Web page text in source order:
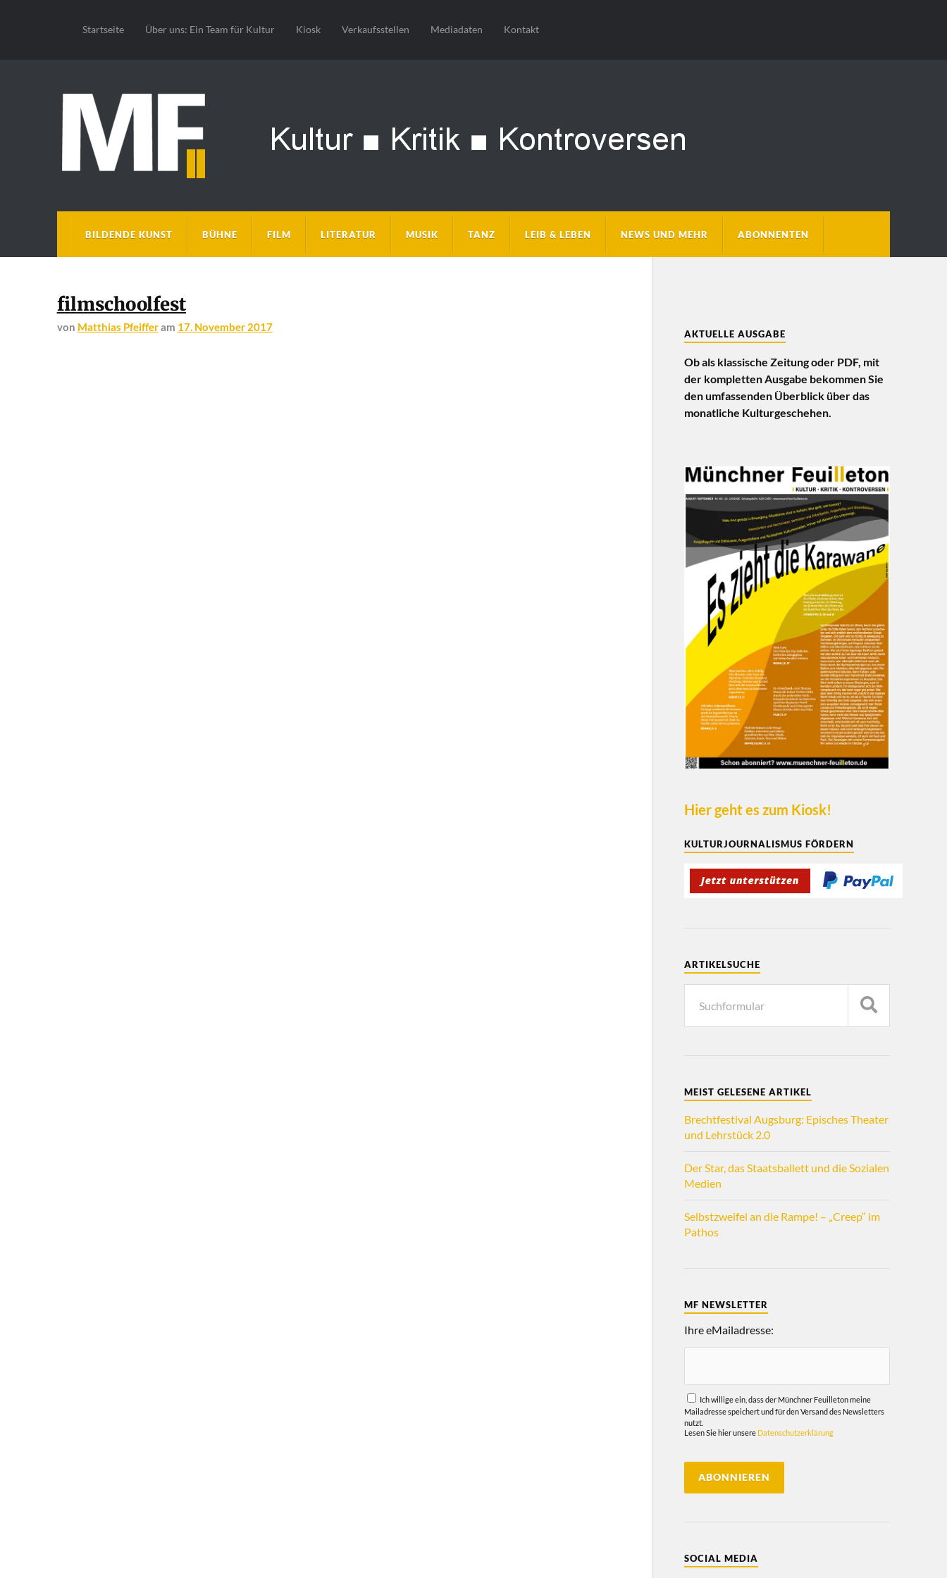
Startseite Über uns: Ein Team für Kultur Kiosk Verkaufsstellen Mediadaten Kontakt
BILDENDE KUNST BÜHNE FILM LITERATUR MUSIK TANZ LEIB & LEBEN NEWS UND MEHR ABONNENTEN
filmschoolfest
von Matthias Pfeifferam 17. November 2017
AKTUELLE AUSGABE
Ob als klassische Zeitung oder PDF, mit
der kompletten Ausgabe bekommen Sie
den umfassenden Überblick über das
monatliche Kulturgeschehen.
Hier geht es zum Kiosk!
KULTURJOURNALISMUS FÖRDERN
ARTIKELSUCHE
MEIST GELESENE ARTIKEL
Brechtfestival Augsburg: Episches Theater
und Lehrstück 2.0
Der Star, das Staatsballett und die Sozialen
Medien
Selbstzweifel an die Rampe! – „Creep“ im
Pathos
MF NEWSLETTER
Ihre eMailadresse:
Ich willige ein, dass der Münchner Feuilleton meine
Mailadresse speichert und für den Versand des Newsletters
nutzt.
Lesen Sie hier unsere Datenschutzerklärung
SOCIAL MEDIA